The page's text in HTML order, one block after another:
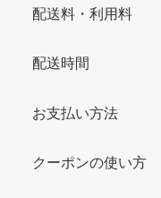
配送料・利用料
配送時間
お支払い方法
クーポンの使い方